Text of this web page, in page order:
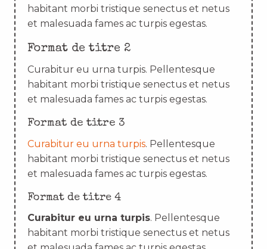
habitant morbi tristique senectus et netus
et malesuada fames ac turpis egestas.
Format de titre 2
Curabitur eu urna turpis. Pellentesque
habitant morbi tristique senectus et netus
et malesuada fames ac turpis egestas.
Format de titre 3
Curabitur eu urna turpis. Pellentesque
habitant morbi tristique senectus et netus
et malesuada fames ac turpis egestas.
Format de titre 4
Curabitur eu urna turpis. Pellentesque
habitant morbi tristique senectus et netus